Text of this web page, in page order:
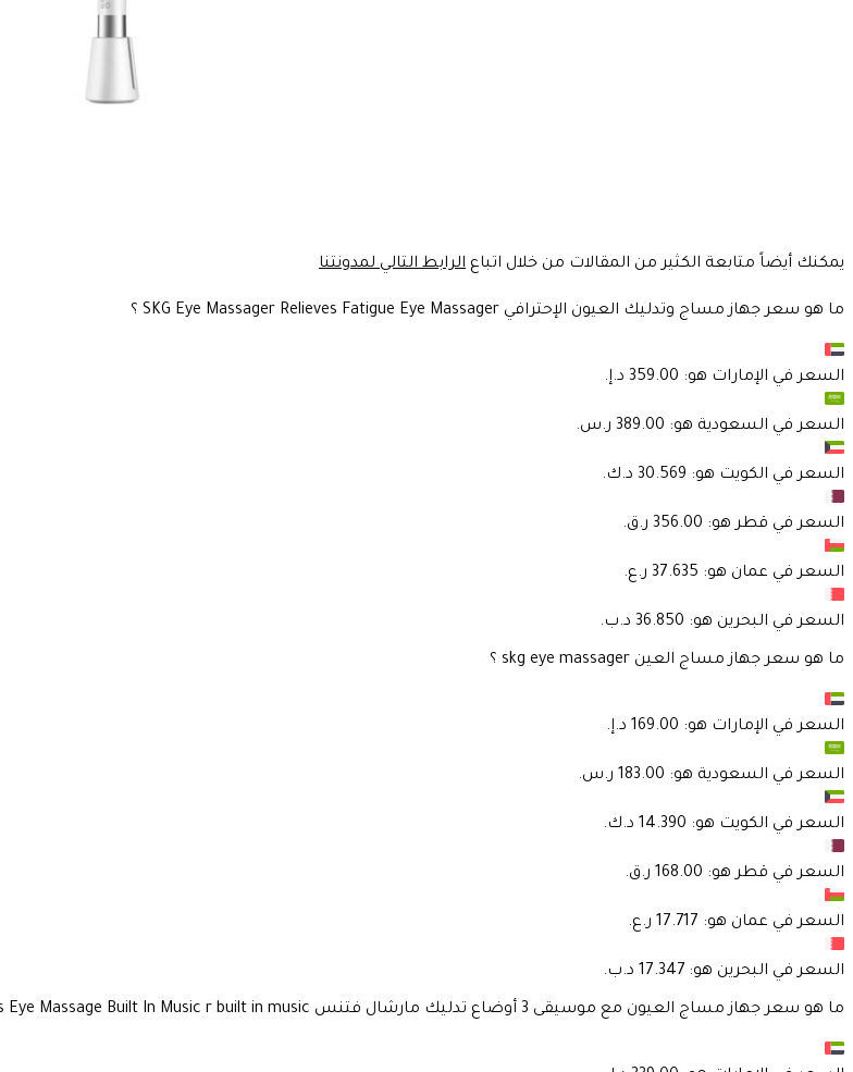
يمكنك أيضاً متابعة الكثير من المقالات من خلال اتباع الرابط التالي لمدونتنا
ما هو سعر جهاز مساج وتدليك العيون الإحترافي SKG Eye Massager Relieves Fatigue Eye Massager ؟
السعر في الإمارات هو:
السعر في السعودية هو:
السعر في الكويت هو:
السعر في قطرهو:
السعر في عمان هو:
السعر في البحرين هو:
ما هو سعر جهاز مساج العين skg eye massager ؟
السعر في الإمارات هو:
السعر في السعودية هو:
السعر في الكويت هو:
السعر في قطرهو:
السعر في عمان هو:
السعر في البحرين هو:
ما هو سعر جهاز مساج العيون مع موسيقى 3 أوضاع تدليك مارشال فتنس Marshal Fitness Eye Massage Built In Music r built in music ؟